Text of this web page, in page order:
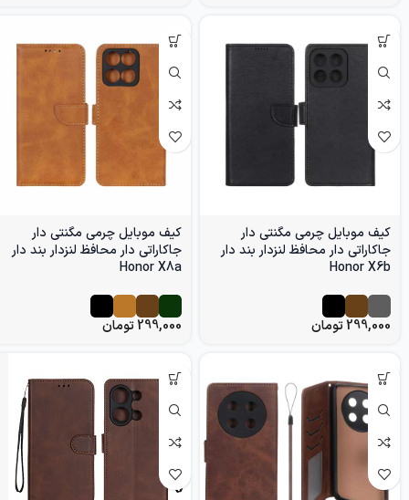
کیف موبایل چرمی مگنتی دار
جاکاراتی دار محافظ لنزدار بند دار
Honor X6b
299,000تومان
کیف موبایل چرمی مگنتی دار
جاکاراتی دار محافظ لنزدار بند دار
Honor X8a
299,000تومان